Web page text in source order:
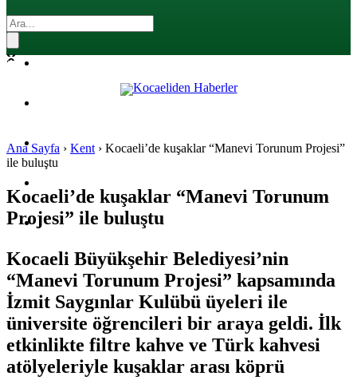
SPOR
SAĞLIK
Ana Sayfa › Kent › Kocaeli’de kuşaklar “Manevi Torunum Projesi”
ile buluştu
Kocaeli’de kuşaklar “Manevi Torunum
Projesi” ile buluştu
Kocaeli Büyükşehir Belediyesi’nin
“Manevi Torunum Projesi” kapsamında
İzmit Saygınlar Kulübü üyeleri ile
üniversite öğrencileri bir araya geldi. İlk
etkinlikte filtre kahve ve Türk kahvesi
atölyeleriyle kuşaklar arası köprü